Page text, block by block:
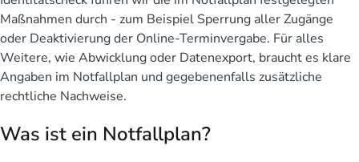
Maßnahmen durch - zum Beispiel Sperrung aller Zugänge
oder Deaktivierung der Online-Terminvergabe. Für alles
Weitere, wie Abwicklung oder Datenexport, braucht es klare
Angaben im Notfallplan und gegebenenfalls zusätzliche
rechtliche Nachweise.
Was ist ein Notfallplan?